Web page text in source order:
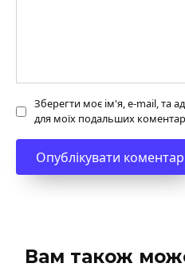
Зберегти моє ім'я, e-mail, та
для моїх подальших
Вам також